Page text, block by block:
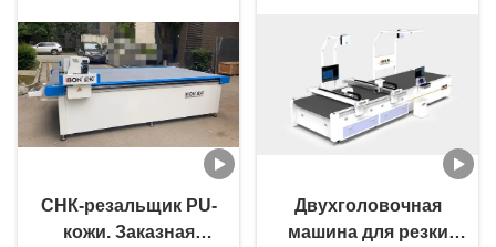
СНК-резальщик PU-
кожи. Заказная
Двухголовочная
машина для резки